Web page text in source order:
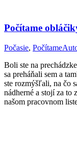
Počítame
Počasie, Počítame
Boli ste na
sa preháňali sem a
ste rozmýšľali, na čo
nádherné a stojí za
našom pracovnom